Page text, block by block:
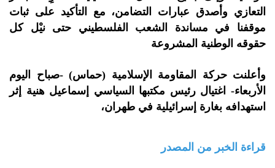
التعازي وأصدق عبارات التضامن، مع التأكيد على ثبات
موقفنا في مساندة الشعب الفلسطيني حتى نيْل كل
حقوقه الوطنية المشروعة
وأعلنت حركة المقاومة الإسلامية (حماس) -صباح اليوم
الأربعاء- اغتيال رئيس مكتبها السياسي إسماعيل هنية إثر
استهدافه بغارة إسرائيلية في طهران،
قراءة الخبر من المصدر